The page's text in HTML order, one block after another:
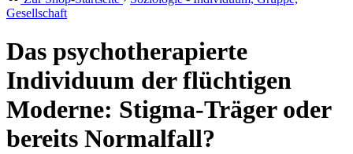
Gesellschaft
Das psychotherapierte
Individuum der flüchtigen
Moderne: Stigma-Träger oder
bereits Normalfall?